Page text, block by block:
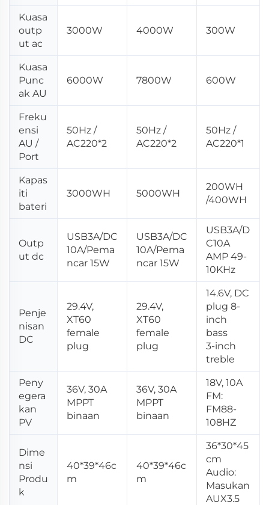
Kuasa
outp
ut ac
3000W 4000W 300W
Kuasa
Punc
ak AU
6000W 7800W 600W
Freku
ensi
AU /
Port
50Hz /
AC220*2
50Hz /
AC220*2
50Hz /
AC220*1
Kapas
iti
bateri
3000WH 5000WH
200WH
/400WH
Outp
ut dc
USB3A/DC
10A/Pema
ncar 15W
USB3A/DC
10A/Pema
ncar 15W
USB3A/D
C10A
AMP 49-
10KHz
Penje
nisan
DC
29.4V,
XT60
female
plug
29.4V,
XT60
female
plug
14.6V, DC
plug 8-
inch
bass
3-inch
treble
Peny
egera
kan
PV
36V, 30A
MPPT
binaan
36V, 30A
MPPT
binaan
18V, 10A
FM:
FM88-
108HZ
Dime
nsi
Produ
k
40*39*46c
m
40*39*46c
m
36*30*45
cm
Audio:
Masukan
AUX3.5